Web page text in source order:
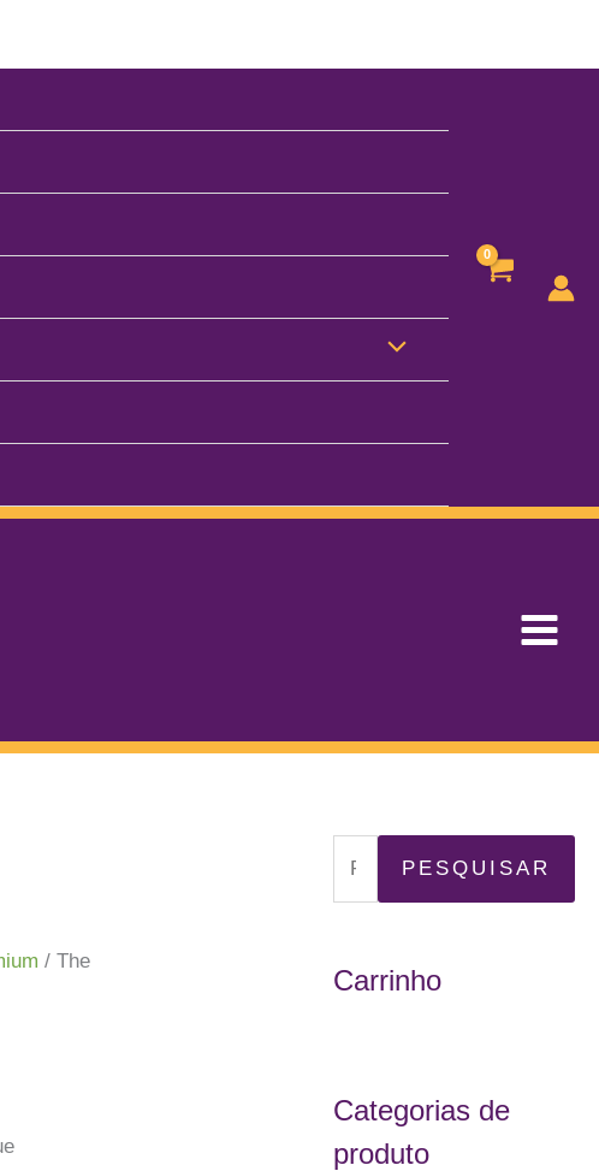
/ The
q
s
PESQUISAR
Carrinho
Categorias de
produto